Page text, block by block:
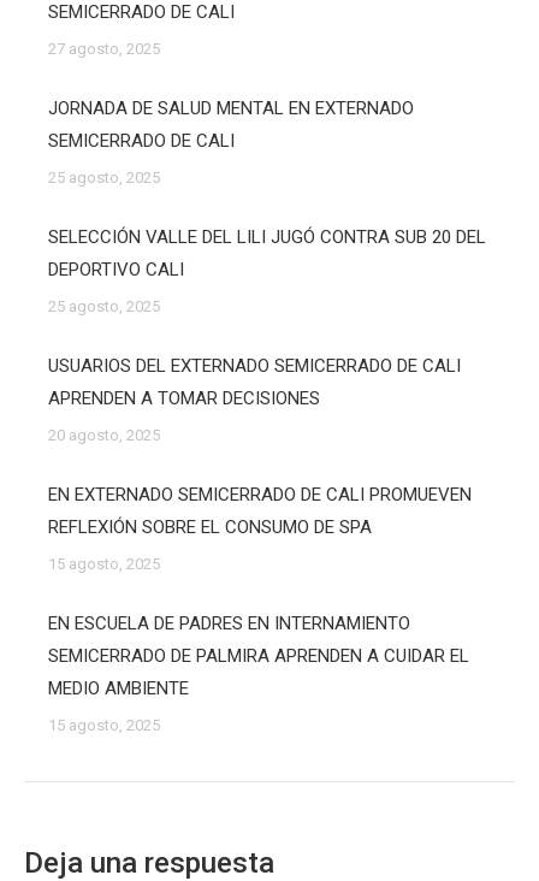
SEMICERRADO DE CALI
27 agosto, 2025
JORNADA DE SALUD MENTAL EN EXTERNADO
SEMICERRADO DE CALI
25 agosto, 2025
SELECCIÓN VALLE DEL LILI JUGÓ CONTRA SUB 20 DEL
DEPORTIVO CALI
25 agosto, 2025
USUARIOS DEL EXTERNADO SEMICERRADO DE CALI
APRENDEN A TOMAR DECISIONES
20 agosto, 2025
EN EXTERNADO SEMICERRADO DE CALI PROMUEVEN
REFLEXIÓN SOBRE EL CONSUMO DE SPA
15 agosto, 2025
EN ESCUELA DE PADRES EN INTERNAMIENTO
SEMICERRADO DE PALMIRA APRENDEN A CUIDAR EL
MEDIO AMBIENTE
15 agosto, 2025
Deja una respuesta